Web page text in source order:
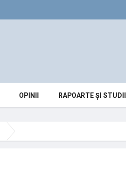
OPINII RAPOARTE ȘI STUDII